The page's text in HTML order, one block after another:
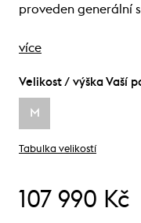
proveden generální
více
Velikost / výška Vaší
M
Tabulka velikostí
107 990 Kč